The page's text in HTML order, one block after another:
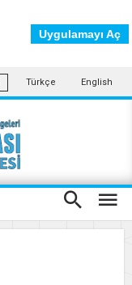
Türkçe English
Uygulamayı Aç